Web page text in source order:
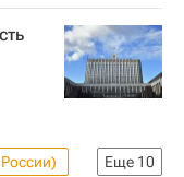
Еще 10